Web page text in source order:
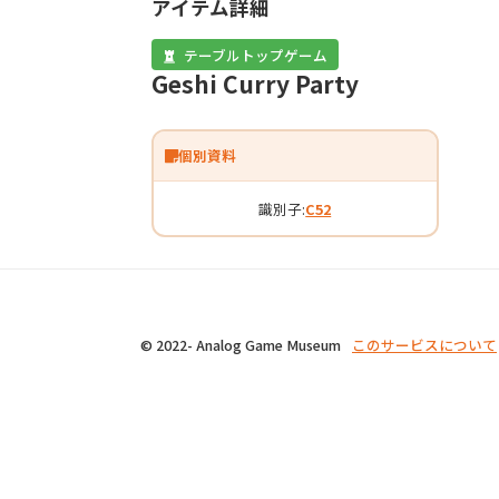
アイテム詳細
テーブルトップゲーム
Geshi Curry Party
個別資料
識別子:C52
© 2022- Analog Game Museum このサービスについて